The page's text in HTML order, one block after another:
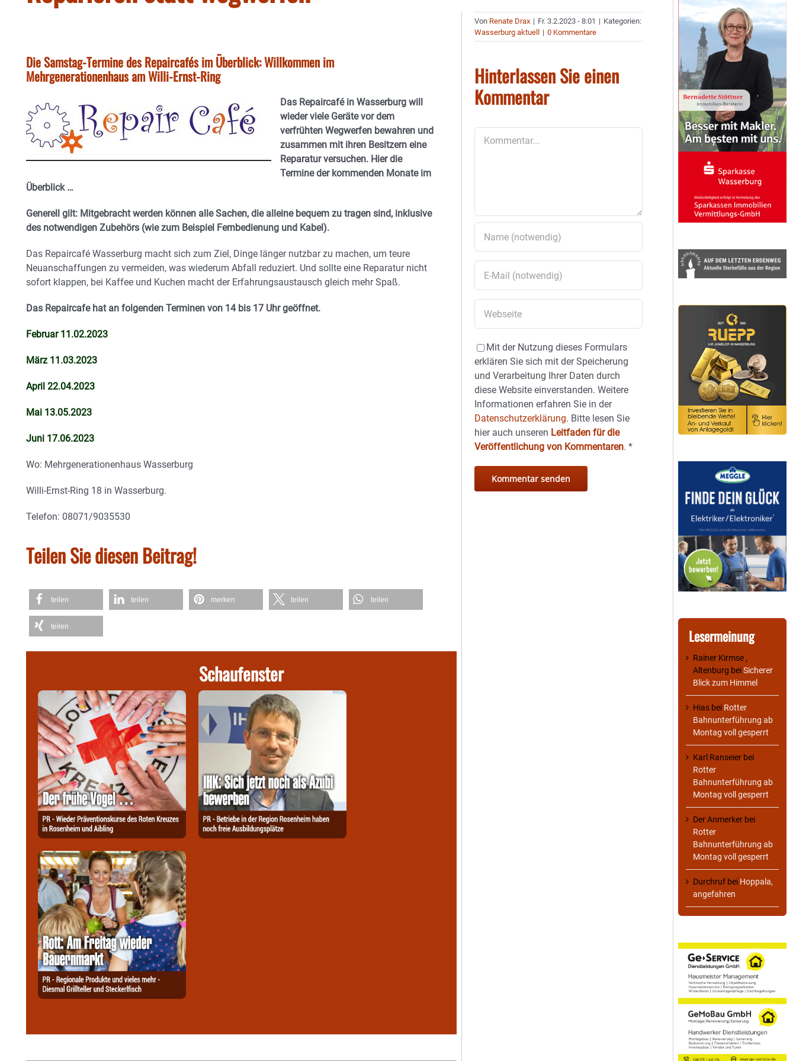
Die Samstag-Termine des Repaircafés im Überblick: Willkommen im
Mehrgenerationenhaus am Willi-Ernst-Ring
Das Repaircafé in Wasserburg will
wieder viele Geräte vor dem
verfrühten Wegwerfen bewahren und
zusammen mit ihren Besitzern eine
Reparatur versuchen. Hier die
Termine der kommenden Monate im
Überblick …
Generell gilt: Mitgebracht werden können alle Sachen, die alleine bequem zu tragen sind, inklusive
des notwendigen Zubehörs (wie zum Beispiel Fernbedienung und Kabel).
Das Repaircafé Wasserburg macht sich zum Ziel, Dinge länger nutzbar zu machen, um teure
Neuanschaffungen zu vermeiden, was wiederum Abfall reduziert. Und sollte eine Reparatur nicht
sofort klappen, bei Kaffee und Kuchen macht der Erfahrungsaustausch gleich mehr Spaß.
Das Repaircafe hat an folgenden Terminen von 14 bis 17 Uhr geöffnet.
Februar 11.02.2023
März 11.03.2023
April 22.04.2023
Mai 13.05.2023
Juni 17.06.2023
Wo: Mehrgenerationenhaus Wasserburg
Willi-Ernst-Ring 18 in Wasserburg.
Telefon: 08071/9035530
Teilen Sie diesen Beitrag!
teilen teilen merken teilen teilen
teilen
Schaufenster
Von Renate Drax | Fr. 3.2.2023 - 8:01 | Kategorien:
Wasserburg aktuell
| 0 Kommentare
Hinterlassen Sie einen
Kommentar
Mit der Nutzung dieses Formulars
erklären Sie sich mit der Speicherung
und Verarbeitung Ihrer Daten durch
diese Website einverstanden. Weitere
Informationen erfahren Sie in der
Datenschutzerklärung. Bitte lesen Sie
hier auch unseren Leitfaden für die
Veröffentlichung von Kommentaren.*
Lesermeinung
Rainer Kirmse ,
Altenburg beiSicherer
Blick zum Himmel
Hias bei Rotter
Bahnunterführung ab
Montag voll gesperrt
Karl Ranseier bei
Rotter
Bahnunterführung ab
Montag voll gesperrt
Der Anmerker bei
Rotter
Bahnunterführung ab
Montag voll gesperrt
Durchruf bei Hoppala,
angefahren